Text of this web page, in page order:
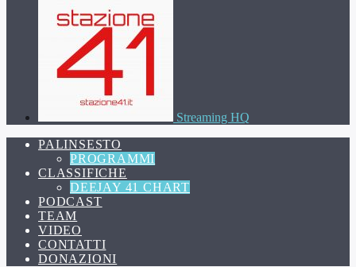
Streaming HQ
PALINSESTO
PROGRAMMI
CLASSIFICHE
DEEJAY 41 CHART
PODCAST
TEAM
VIDEO
CONTATTI
DONAZIONI